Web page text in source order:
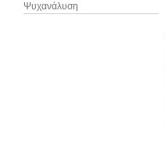
Ψυχανάλυση